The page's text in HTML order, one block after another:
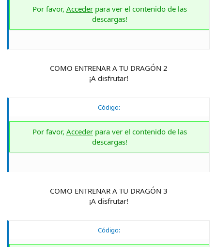
Por favor, Acceder para ver el contenido de las
descargas!
COMO ENTRENAR A TU DRAGÓN 2
¡A disfrutar!
Código:
Por favor, Acceder para ver el contenido de las
descargas!
COMO ENTRENAR A TU DRAGÓN 3
¡A disfrutar!
Código: